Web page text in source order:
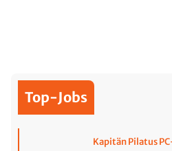
Top-Jobs
Kapitän Pilatus